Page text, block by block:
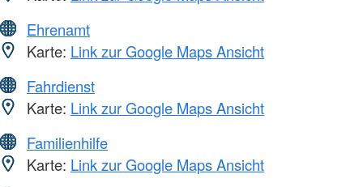
Ehrenamt
Karte: Link zur Google Maps Ansicht
Fahrdienst
Karte: Link zur Google Maps Ansicht
Familienhilfe
Karte: Link zur Google Maps Ansicht